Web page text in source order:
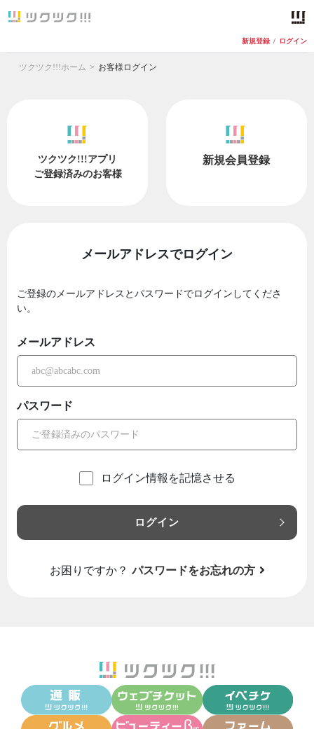
新規登録 / ログイン
ツクツク!!!ホーム お客様ログイン
ツクツク!!!アプリ
ご登録済みのお客様
新規会員登録
メールアドレスでログイン
ご登録のメールアドレスとパスワードでログインしてくださ
い。
メールアドレス
パスワード
ログイン情報を記憶させる
ログイン
お困りですか？ パスワードをお忘れの方